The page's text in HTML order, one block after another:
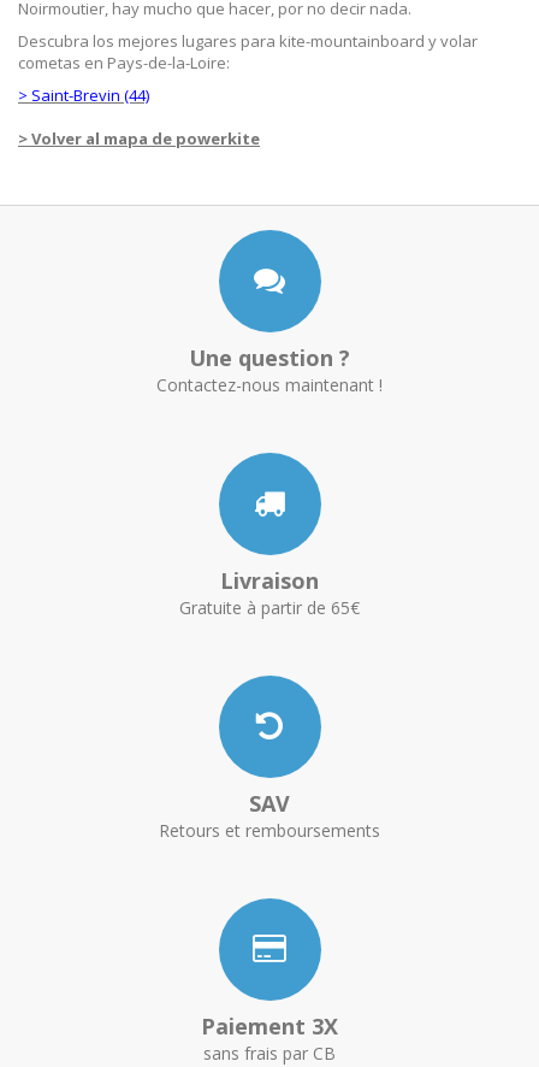
Noirmoutier, hay mucho que hacer, por no decir nada.
Descubra los mejores lugares para kite-mountainboard y volar
cometas en Pays-de-la-Loire:
> Saint-Brevin (44)
> Volver al mapa de powerkite
Une question ?
Contactez-nous maintenant !
Livraison
Gratuite à partir de 65€
SAV
Retours et remboursements
Paiement 3X
sans frais par CB